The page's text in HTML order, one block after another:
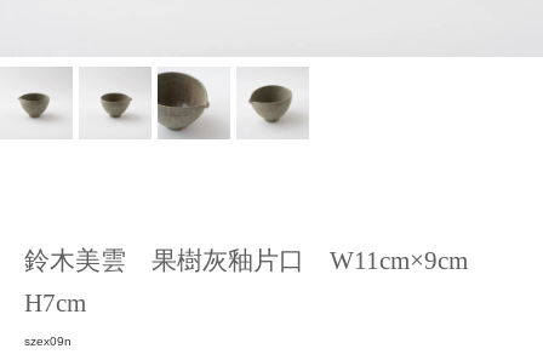
鈴木美雲 果樹灰釉片口 W11cm×9cm
H7cm
szex09n